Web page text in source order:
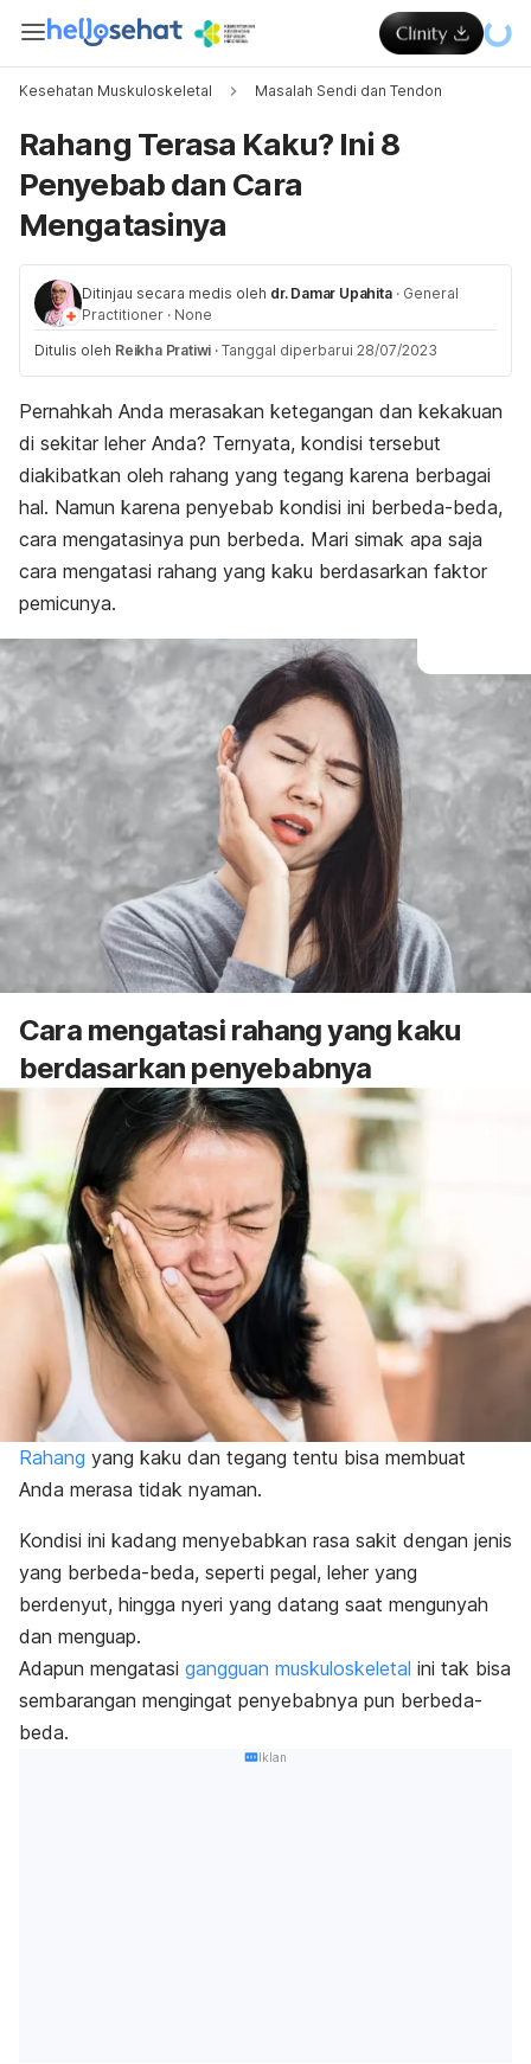
Kesehatan Muskuloskeletal Masalah Sendi dan Tendon
Rahang Terasa Kaku? Ini 8
Penyebab dan Cara
Mengatasinya
Ditinjau secara medis oleh dr. Damar Upahita · General
Practitioner · None
Ditulis oleh Reikha Pratiwi · Tanggal diperbarui 28/07/2023
Pernahkah Anda merasakan ketegangan dan kekakuan
di sekitar leher Anda? Ternyata, kondisi tersebut
diakibatkan oleh rahang yang tegang karena berbagai
hal. Namun karena penyebab kondisi ini berbeda-beda,
cara mengatasinya pun berbeda. Mari simak apa saja
cara mengatasi rahang yang kaku berdasarkan faktor
pemicunya.
Cara mengatasi rahang yang kaku
berdasarkan penyebabnya
Rahang yang kaku dan tegang tentu bisa membuat
Anda merasa tidak nyaman.
Kondisi ini kadang menyebabkan rasa sakit dengan jenis
yang berbeda-beda, seperti pegal, leher yang
berdenyut, hingga nyeri yang datang saat mengunyah
dan menguap.
Adapun mengatasi gangguan muskuloskeletal ini tak bisa
sembarangan mengingat penyebabnya pun berbeda-
beda.
Iklan